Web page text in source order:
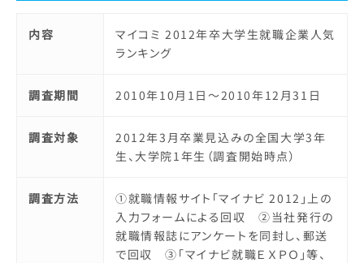
内容
マイコミ 2012年卒大学生就職企業人気
ランキング
調査期間 2010年10月1日～2010年12月31日
調査対象
2012年3月卒業見込みの全国大学3年
生、大学院1年生（調査開始時点）
調査方法
①就職情報サイト「マイナビ 2012」上の
入力フォームによる回収 ②当社発行の
就職情報誌にアンケートを同封し、郵送
で回収 ③「マイナビ就職ＥＸＰＯ」等、